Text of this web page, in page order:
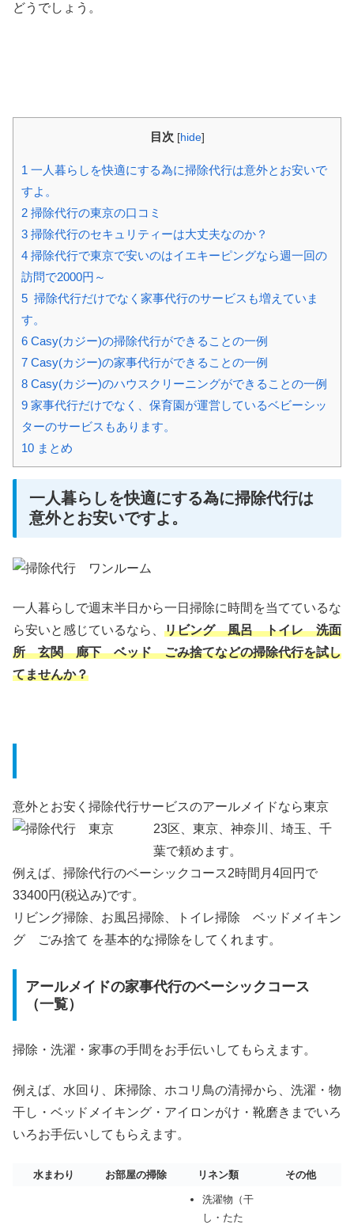
どうでしょう。
目次 [hide]
1 一人暮らしを快適にする為に掃除代行は意外とお安いで
すよ。
2 掃除代行の東京の口コミ
3 掃除代行のセキュリティーは大丈夫なのか？
4 掃除代行で東京で安いのはイエキーピングなら週一回の
訪問で2000円～
5 掃除代行だけでなく家事代行のサービスも増えていま
す。
6 Casy(カジー)の掃除代行ができることの一例
7 Casy(カジー)の家事代行ができることの一例
8 Casy(カジー)のハウスクリーニングができることの一例
9 家事代行だけでなく、保育園が運営しているベビーシッ
ターのサービスもあります。
10 まとめ
一人暮らしを快適にする為に掃除代行は
意外とお安いですよ。
一人暮らしで週末半日から一日掃除に時間を当てているな
ら安いと感じているなら、 リビング 風呂 トイレ 洗面
所 玄関 廊下 ベッド ごみ捨てなどの掃除代行を試し
てませんか？
意外とお安く掃除代行サービスのアールメイドなら東京
23区、東京、神奈川、埼玉、千
葉で頼めます。
例えば、掃除代行のベーシックコース2時間月4回円で
33400円(税込み)です。
リビング掃除、お風呂掃除、トイレ掃除 ベッドメイキン
グ ごみ捨て を基本的な掃除をしてくれます。
アールメイドの家事代行のベーシックコース
（一覧）
掃除・洗濯・家事の手間をお手伝いしてもらえます。
例えば、水回り、床掃除、ホコリ鳥の清掃から、洗濯・物
干し・ベッドメイキング・アイロンがけ・靴磨きまでいろ
いろお手伝いしてもらえます。
水まわり お部屋の掃除 リネン類 その他
洗濯物（干
し・たた